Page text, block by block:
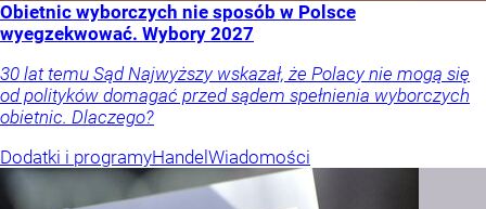
Obietnic wyborczych nie sposób w Polsce
wyegzekwować. Wybory 2027
30 lat temu Sąd Najwyższy wskazał, że Polacy nie mogą się
od polityków domagać przed sądem spełnienia wyborczych
obietnic. Dlaczego?
Dodatki i programyHandel Wiadomości